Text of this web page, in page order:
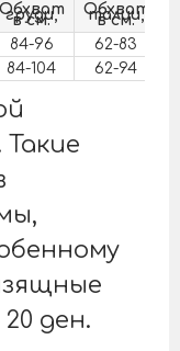
Обхват
груди,
в см.
Обхват
талии,
в см.
84-96 62-83
84-104 62-94
Такие
ден.